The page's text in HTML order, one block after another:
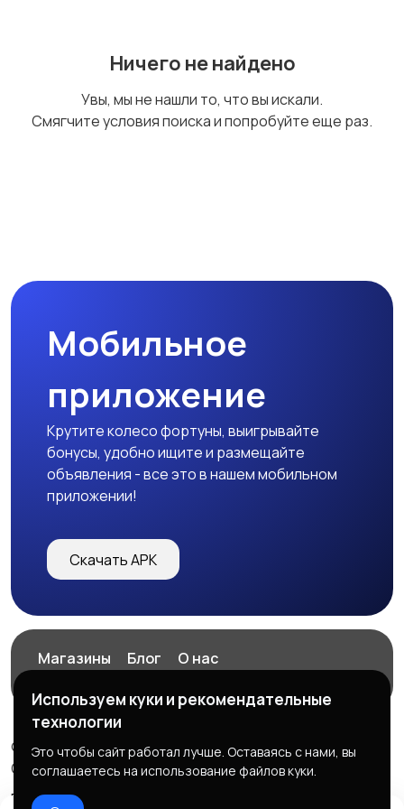
Электроинструмент
ы в аренду
Ничего не найдено
Увы, мы не нашли то, что вы искали.
Смягчите условия поиска и попробуйте еще раз.
Мобильное
приложение
Крутите колесо фортуны, выигрывайте
бонусы, удобно ищите и размещайте
объявления - все это в нашем мобильном
приложении!
Скачать APK
Магазины Блог
О нас
© 2026 ExZz.ru - Маркетплейс Экспресс Заказ
ООО "ЭКЗЗ", ОГРН: 888333777444
Правила сервиса
Используем куки и рекомендательные
технологии
Это чтобы сайт работал лучше. Оставаясь с нами, вы
соглашаетесь на использование файлов куки.